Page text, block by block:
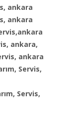
ankara
ankara
ankara,
ankara
Servis,
Servis,